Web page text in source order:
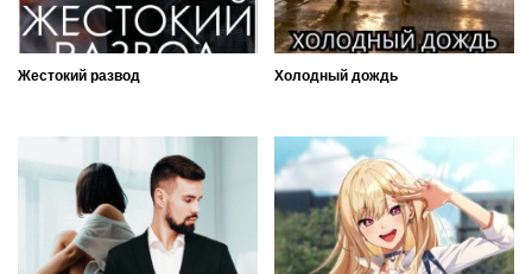
Жестокий развод Холодный дождь